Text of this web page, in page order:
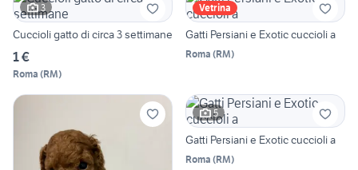
3
Cuccioli gatto di circa 3 settimane
1 €
Roma (RM)
Vetrina
Gatti Persiani e Exotic cuccioli a
Roma (RM)
5
Gatti Persiani e Exotic cuccioli a
Roma (RM)